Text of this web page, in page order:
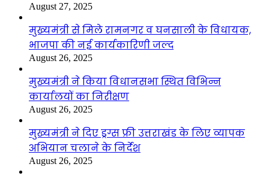
August 27, 2025
मुख्यमंत्री से मिले रामनगर व घनसाली के विधायक,
भाजपा की नई कार्यकारिणी जल्द
August 26, 2025
मुख्यमंत्री ने किया विधानसभा स्थित विभिन्न
कार्यालयों का निरीक्षण
August 26, 2025
मुख्यमंत्री ने दिए ड्रग्स फ्री उत्तराखंड के लिए व्यापक
अभियान चलाने के निर्देश
August 26, 2025